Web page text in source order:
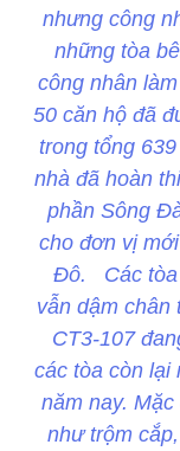
nhưng công
những tòa
công nhân
50 căn hộ đã
trong tổng
nhà đã hoàn
phần Sông
cho đơn vị
Đô. Các tòa
vẫn dậm chân
CT3-107
các tòa còn lại
năm nay.
như trộm